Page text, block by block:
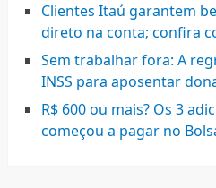
Clientes Itaú garantem
direto na conta; confira
Sem trabalhar fora: A
INSS para aposentar
R$ 600 ou mais? Os 3
começou a pagar no